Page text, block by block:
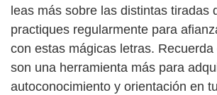
leas más sobre las distintas tiradas
practiques regularmente para
con estas mágicas letras.
son una herramienta más para
autoconocimiento y orientación en